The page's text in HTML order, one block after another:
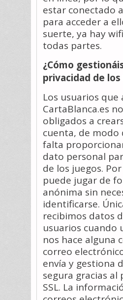
estar conectado
para acceder a
suerte, ya hay
todas partes.
¿Cómo
privacidad de
Los usuarios que
CartaBlanca.es
obligados a
cuenta, de modo
falta
dato personal
de los juegos.
puede jugar de
anónima sin
identificarse.
recibimos datos
usuarios cuando
nos hace alguna
correo
envía y gestiona
segura gracias al
SSL. La